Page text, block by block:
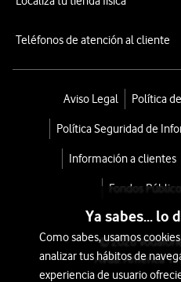
Teléfonos de atención al cliente
Aviso Legal Política
Política Seguridad de
Información a clientes
Fondos
© 2026
Avda. América
Ya sabes... lo
Como sabes, usamos
analizar tus hábitos de
experiencia de usuario